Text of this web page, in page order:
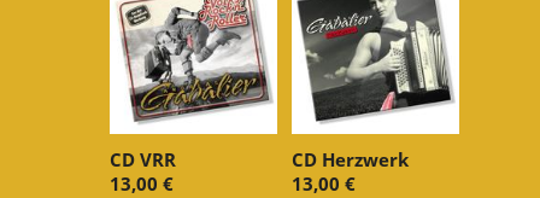
CD VRR
13,00 €
CD Herzwerk
13,00 €